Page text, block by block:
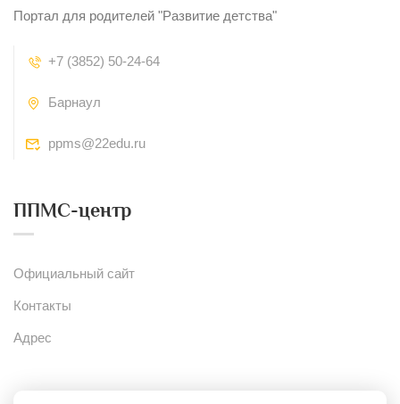
Портал для родителей "Развитие детства"
+7 (3852) 50-24-64
Барнаул
ppms@22edu.ru
ППМС-центр
Официальный сайт
Контакты
Адрес